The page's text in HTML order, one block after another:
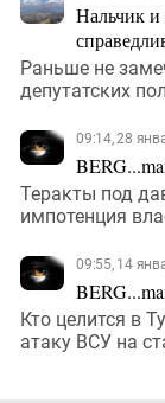
Нальчик и
Раньше не
депутатских
09:14, 28
Теракты под
импотенция
09:55, 14
Кто целится в
атаку ВСУ на